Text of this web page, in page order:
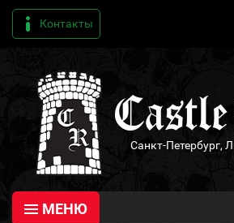
Контакты
Санкт-Петербург,
МЕНЮ